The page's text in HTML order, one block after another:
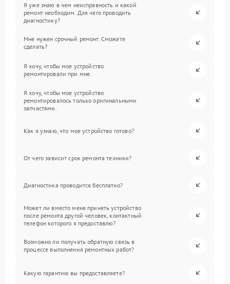
Я уже знаю в чем неисправность и какой
ремонт необходим. Для чего проводить
диагностику?
Мне нужен срочный ремонт. Сможете
сделать?
Я хочу, чтобы мое устройство
ремонтировали при мне.
Я хочу, чтобы мое устройство
ремонтировалось только оригинальными
запчастями.
Как я узнаю, что мое устройство готово?
От чего зависит срок ремонта техники?
Диагностика проводится бесплатно?
Может ли вместо меня принять устройство
после ремонта другой человек, контактный
телефон которого я предоставлю?
Возможно ли получать обратную связь в
процессе выполнения ремонтных работ?
Какую гарантию вы предоставляете?